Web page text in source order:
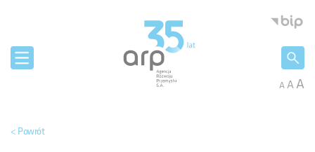
AAA
< Powrót